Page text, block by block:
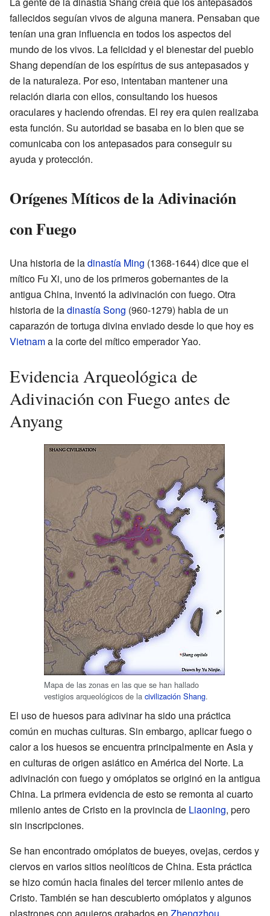
fallecidos seguían vivos de alguna manera. Pensaban que
tenían una gran influencia en todos los aspectos del
mundo de los vivos. La felicidad y el bienestar del pueblo
Shang dependían de los espíritus de sus antepasados y
de la naturaleza. Por eso, intentaban mantener una
relación diaria con ellos, consultando los huesos
oraculares y haciendo ofrendas. El rey era quien realizaba
esta función. Su autoridad se basaba en lo bien que se
comunicaba con los antepasados para conseguir su
ayuda y protección.
Orígenes Míticos de la Adivinación
con Fuego
Una historia de ladinastía Ming (1368-1644) dice que el
mítico Fu Xi, uno de los primeros gobernantes de la
antigua China, inventó la adivinación con fuego. Otra
historia de ladinastía Song (960-1279) habla de un
caparazón de tortuga divina enviado desde lo que hoy es
Vietnama la corte del mítico emperador Yao.
Evidencia Arqueológica de
Adivinación con Fuego antes de
Anyang
Mapa de las zonas en las que se han hallado
vestigios arqueológicos de la civilización Shang.
El uso de huesos para adivinar ha sido una práctica
común en muchas culturas. Sin embargo, aplicar fuego o
calor a los huesos se encuentra principalmente en Asia y
en culturas de origen asiático en América del Norte. La
adivinación con fuego y omóplatos se originó en la antigua
China. La primera evidencia de esto se remonta al cuarto
milenio antes de Cristo en la provincia de Liaoning, pero
sin inscripciones.
Se han encontrado omóplatos de bueyes, ovejas, cerdos y
ciervos en varios sitios neolíticos de China. Esta práctica
se hizo común hacia finales del tercer milenio antes de
Cristo. También se han descubierto omóplatos y algunos